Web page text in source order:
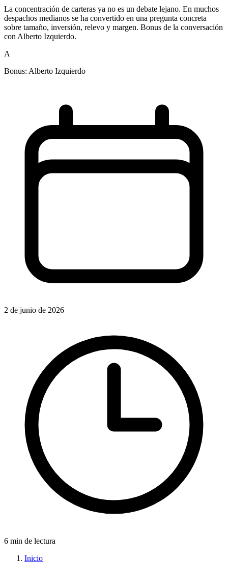
La concentración de carteras ya no es un debate lejano. En muchos
despachos medianos se ha convertido en una pregunta concreta
sobre tamaño, inversión, relevo y margen. Bonus de la conversación
con Alberto Izquierdo.
A
Bonus: Alberto Izquierdo
2 de junio de 2026
6 min de lectura
Inicio